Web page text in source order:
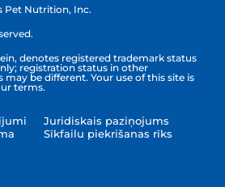
Pet Nutrition, Inc.
denotes registered trademark status
registration status in other
may be different. Your use of this site is
terms.
Juridiskais paziņojums
Sīkfailu piekrišanas rīks